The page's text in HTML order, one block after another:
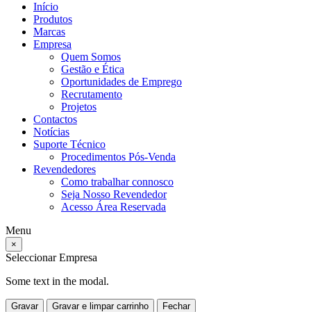
Início
Produtos
Marcas
Empresa
Quem Somos
Gestão e Ética
Oportunidades de Emprego
Recrutamento
Projetos
Contactos
Notícias
Suporte Técnico
Procedimentos Pós-Venda
Revendedores
Como trabalhar connosco
Seja Nosso Revendedor
Acesso Área Reservada
Menu
×
Seleccionar Empresa
Some text in the modal.
Gravar Gravar e limpar carrinho Fechar